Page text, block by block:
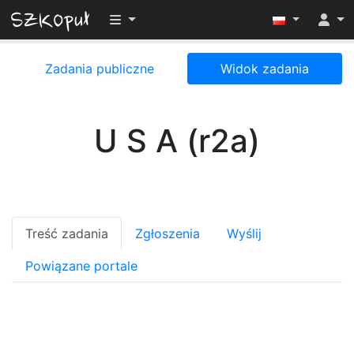
Przełącz widoczność menu
Zadania publiczne Widok zadania
U S A (r2a)
Treść zadania Zgłoszenia Wyślij
Powiązane portale